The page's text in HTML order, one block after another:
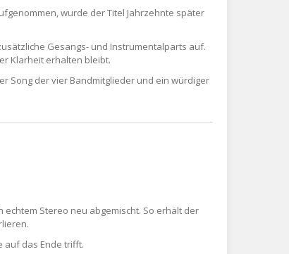
wurde der Titel Jahrzehnte später
Gesangs- und Instrumentalparts auf.
Klarheit erhalten bleibt.
Song der vier Bandmitglieder und ein würdiger
Stereo neu abgemischt. So erhält der
auf das Ende trifft.